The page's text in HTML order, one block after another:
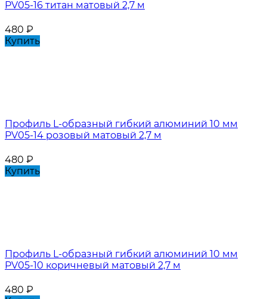
PV05-16 титан матовый 2,7 м
480 ₽
Купить
Профиль L-образный гибкий алюминий 10 мм
PV05-14 розовый матовый 2,7 м
480 ₽
Купить
Профиль L-образный гибкий алюминий 10 мм
PV05-10 коричневый матовый 2,7 м
480 ₽